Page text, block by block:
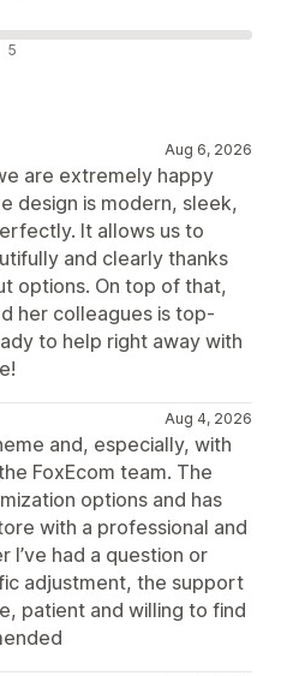
5
Aug 6, 2026
are extremely happy
design is modern, sleek,
It allows us to
and clearly thanks
options. On top of that,
her colleagues is top-
to help right away with
Aug 4, 2026
and, especially, with
FoxEcom team. The
options and has
with a professional and
I’ve had a question or
adjustment, the support
patient and willing to find